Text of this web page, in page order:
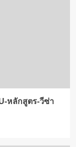
หลักสูตร-วีซ่า